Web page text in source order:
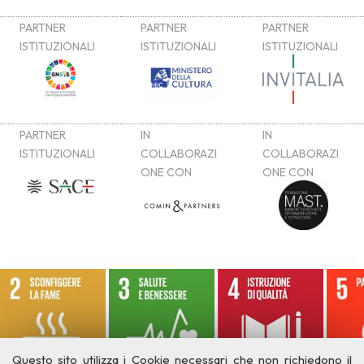
Questo sito utilizza i Cookie necessari che non richiedono il